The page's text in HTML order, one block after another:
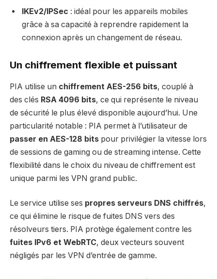
IKEv2/IPSec : idéal pour les appareils mobiles
grâce à sa capacité à reprendre rapidement la
connexion après un changement de réseau.
Un chiffrement flexible et puissant
PIA utilise un chiffrement AES-256 bits, couplé à
des clés RSA 4096 bits, ce qui représente le niveau
de sécurité le plus élevé disponible aujourd’hui. Une
particularité notable : PIA permet à l’utilisateur de
passer en AES-128 bits pour privilégier la vitesse lors
de sessions de gaming ou de streaming intense. Cette
flexibilité dans le choix du niveau de chiffrement est
unique parmi les VPN grand public.
Le service utilise ses propres serveurs DNS chiffrés,
ce qui élimine le risque de fuites DNS vers des
résolveurs tiers. PIA protège également contre les
fuites IPv6 et WebRTC, deux vecteurs souvent
négligés par les VPN d’entrée de gamme.